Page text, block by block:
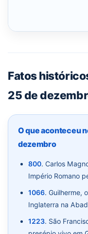
Fatos
25 de
O que aconteceu
dezembro
800. Carlos
Império Romano
1066. Guilherme,
Inglaterra na
1223. São